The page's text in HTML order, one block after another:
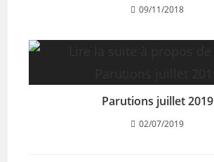
09/11/2018
Parutions juillet 2019
02/07/2019